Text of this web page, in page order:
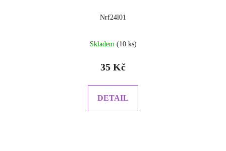
Nrf24l01
Skladem (10 ks)
35 Kč
DETAIL